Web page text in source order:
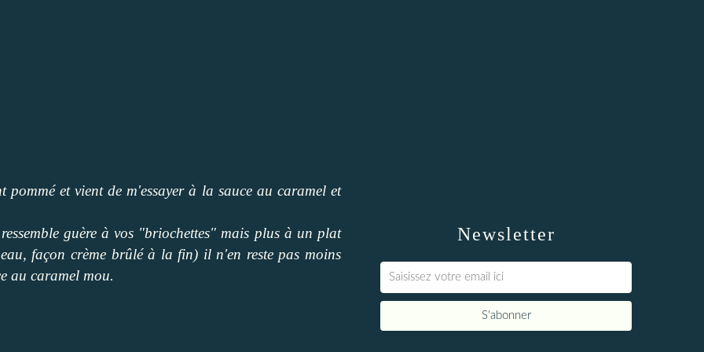
pommé et vient de m'essayer à la sauce au caramel et
guère à vos "briochettes" mais plus à un plat
façon crème brûlé à la fin) il n'en reste pas moins
au caramel mou.
Newsletter